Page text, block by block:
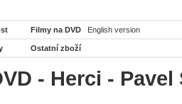
Filmy na DVD English version
Ostatní zboží
- Herci -